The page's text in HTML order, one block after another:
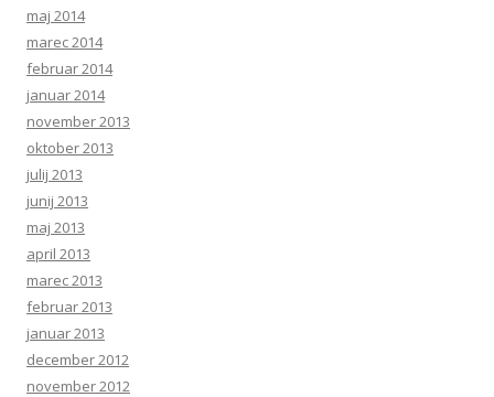
maj 2014
marec 2014
februar 2014
januar 2014
november 2013
oktober 2013
julij 2013
junij 2013
maj 2013
april 2013
marec 2013
februar 2013
januar 2013
december 2012
november 2012